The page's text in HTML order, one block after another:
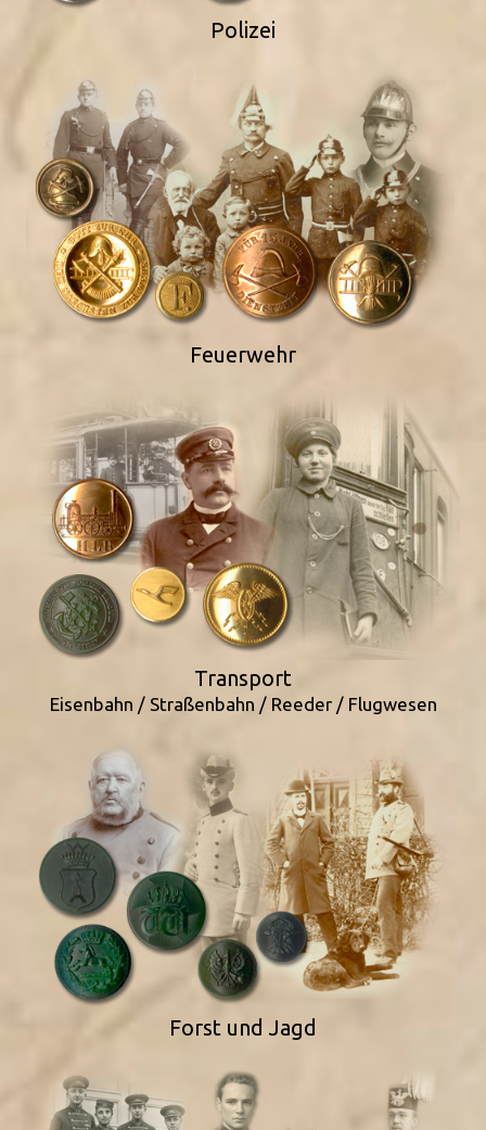
Polizei
Feuerwehr
Transport
Eisenbahn / Straßenbahn / Reeder / Flugwesen
Forst und Jagd